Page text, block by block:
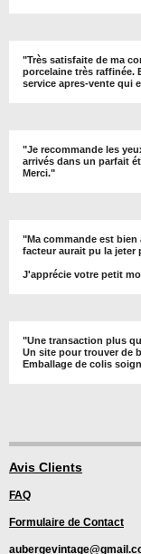
"Très satisfaite de ma
porcelaine très raffinée.
service apres-vente qui
"Je recommande les
arrivés dans un parfait
Merci."
"Ma commande est bien
facteur aurait pu la jeter
J'apprécie votre petit
"Une transaction plus
Un site pour trouver de
Emballage de colis
Avis Clients
FAQ
Formulaire de Contact